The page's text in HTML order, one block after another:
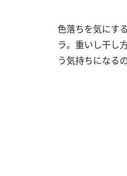
色落ちを気にす
ラ。重いし干し
う気持ちになる